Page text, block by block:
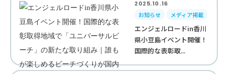
2025.10.16
お知らせ
メディア掲載
エンジェルロードin香川
県小豆島イベント開催！
国際的な表彰取...